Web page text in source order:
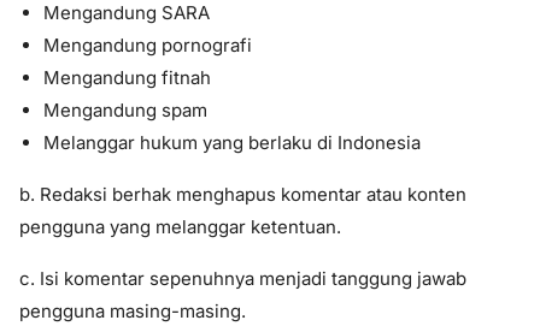
Mengandung SARA
Mengandung pornografi
Mengandung fitnah
Mengandung spam
Melanggar hukum yang berlaku di Indonesia
b. Redaksi berhak menghapus komentar atau konten
pengguna yang melanggar ketentuan.
c. Isi komentar sepenuhnya menjadi tanggung jawab
pengguna masing-masing.